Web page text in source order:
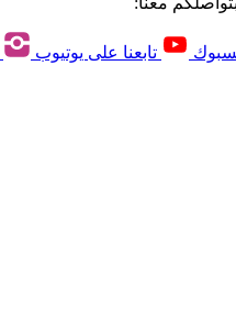
تابعنا على يوتيوب